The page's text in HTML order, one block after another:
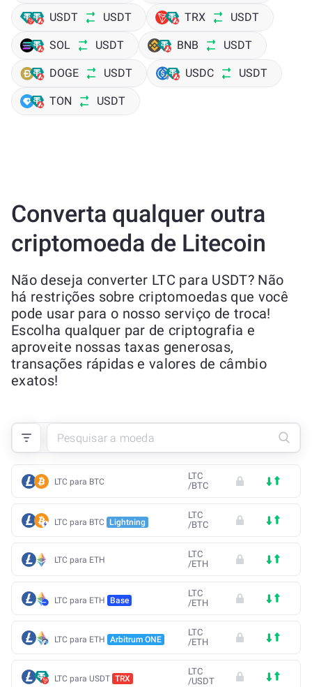
USDT USDT TRX USDT
SOL USDT BNB USDT
DOGE USDT USDC USDT
TON USDT
Converta qualquer outra
criptomoeda de Litecoin
Não deseja converter LTC para USDT? Não
há restrições sobre criptomoedas que você
pode usar para o nosso serviço de troca!
Escolha qualquer par de criptografia e
aproveite nossas taxas generosas,
transações rápidas e valores de câmbio
exatos!
LTC para BTC
LTC
/BTC
LTC para BTC Lightning
LTC
/BTC
LTC para ETH
LTC
/ETH
LTC para ETH Base
LTC
/ETH
LTC para ETH Arbitrum ONE
LTC
/ETH
LTC para USDT TRX
LTC
/USDT